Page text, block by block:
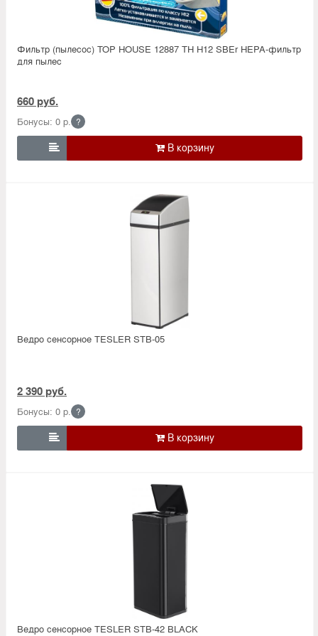
Фильтр (пылесос) TOP HOUSE 12887 TH H12 SBEr HEPA-фильтр
для пылес
660 руб.
Бонусы: 0 р. ?

Ведро сенсорное TESLER STB-05
2 390 руб.
Бонусы: 0 р. ?

Ведро сенсорное TESLER STB-42 BLACK